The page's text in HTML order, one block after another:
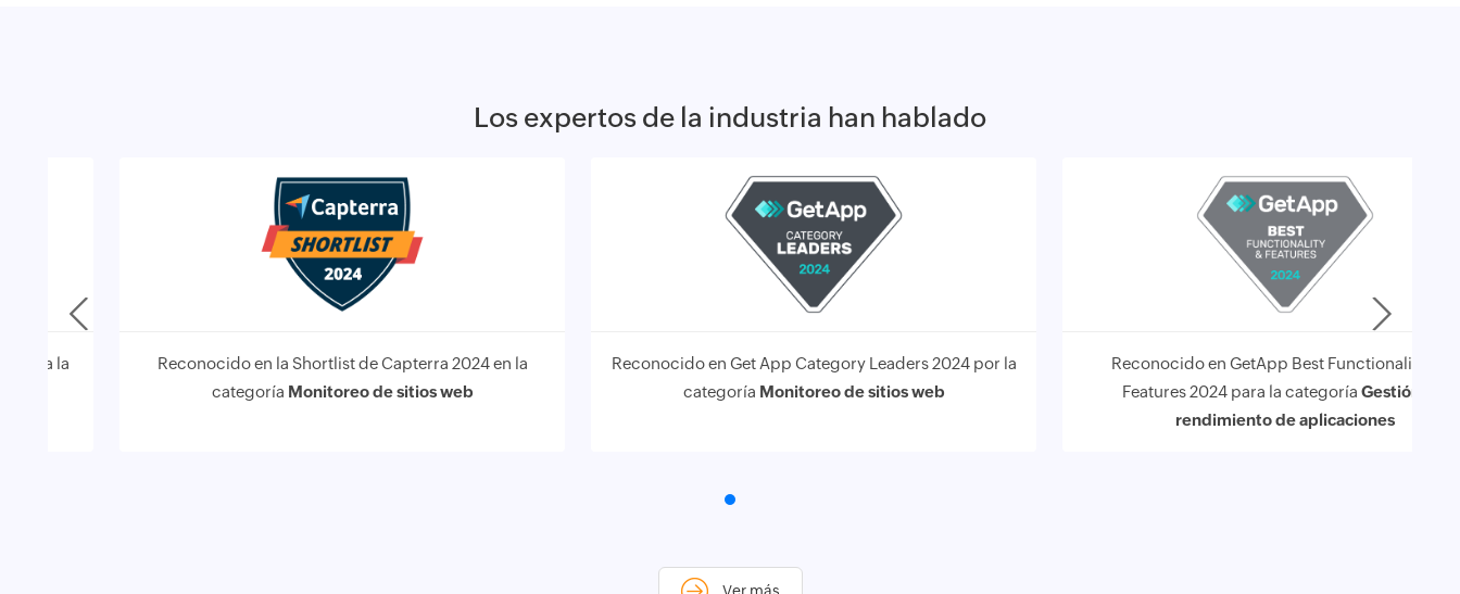
Los expertos de la industria han hablado
para la
Reconocido en la Shortlist de Capterra 2024 en la
categoría Monitoreo de sitios web
Reconocido en Get App Category Leaders 2024 por la
categoría Monitoreo de sitios web
Reconocido en GetApp Best Functionality and
Features 2024 para la categoría Gestión del
rendimiento de aplicaciones